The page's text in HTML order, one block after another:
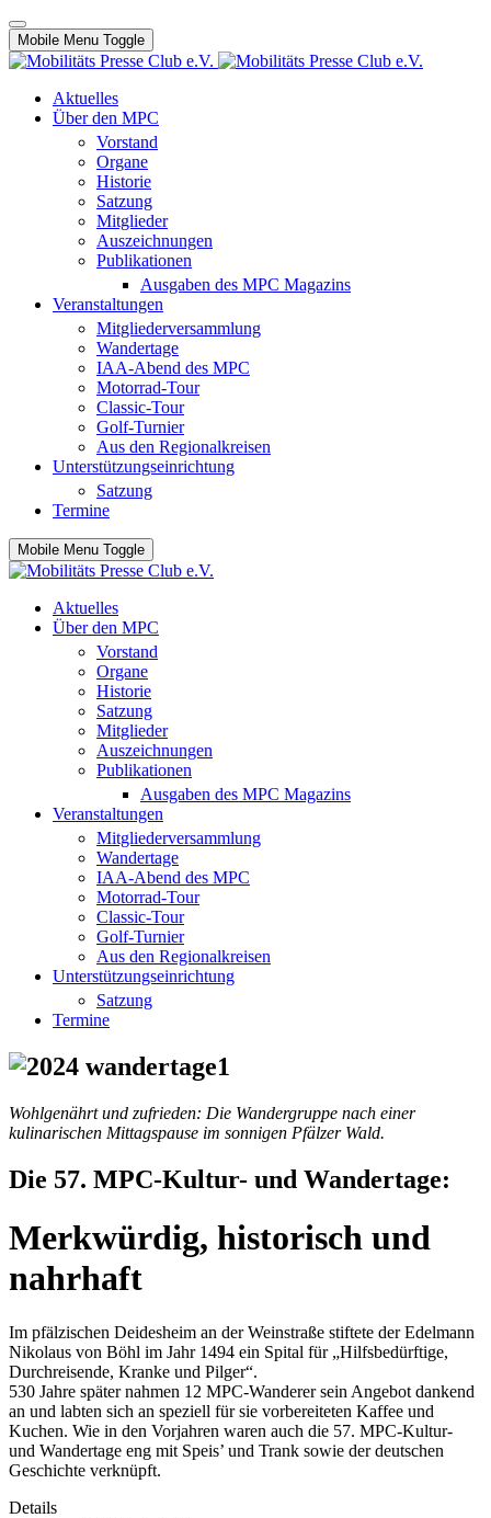
Mobile Menu Toggle
Aktuelles
Über den MPC
Vorstand
Organe
Historie
Satzung
Mitglieder
Auszeichnungen
Publikationen
Ausgaben des MPC Magazins
Veranstaltungen
Mitgliederversammlung
Wandertage
IAA-Abend des MPC
Motorrad-Tour
Classic-Tour
Golf-Turnier
Aus den Regionalkreisen
Unterstützungseinrichtung
Satzung
Termine
Mobile Menu Toggle
Aktuelles
Über den MPC
Vorstand
Organe
Historie
Satzung
Mitglieder
Auszeichnungen
Publikationen
Ausgaben des MPC Magazins
Veranstaltungen
Mitgliederversammlung
Wandertage
IAA-Abend des MPC
Motorrad-Tour
Classic-Tour
Golf-Turnier
Aus den Regionalkreisen
Unterstützungseinrichtung
Satzung
Termine
Wohlgenährt und zufrieden: Die Wandergruppe nach einer
kulinarischen Mittagspause im sonnigen Pfälzer Wald.
Die 57. MPC-Kultur- und Wandertage:
Merkwürdig, historisch und
nahrhaft
Im pfälzischen Deidesheim an der Weinstraße stiftete der Edelmann
Nikolaus von Böhl im Jahr 1494 ein Spital für „Hilfsbedürftige,
Durchreisende, Kranke und Pilger“.
530 Jahre später nahmen 12 MPC-Wanderer sein Angebot dankend
an und labten sich an speziell für sie vorbereiteten Kaffee und
Kuchen. Wie in den Vorjahren waren auch die 57. MPC-Kultur-
und Wandertage eng mit Speis’ und Trank sowie der deutschen
Geschichte verknüpft.
Details